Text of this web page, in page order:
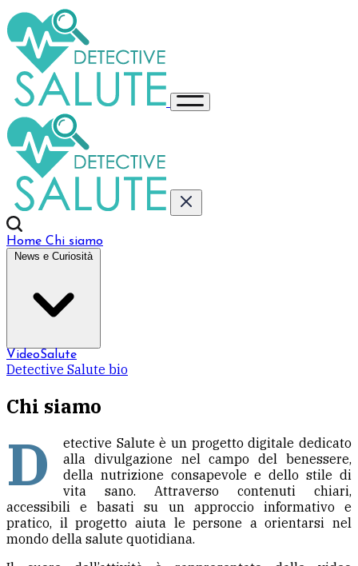
Home Chi siamo
News e Curiosità
VideoSalute
Detective Salute bio
Chi siamo
D
etective Salute è un progetto digitale dedicato
alla divulgazione nel campo del benessere,
della nutrizione consapevole e dello stile di
vita sano. Attraverso contenuti chiari,
accessibili e basati su un approccio informativo e
pratico, il progetto aiuta le persone a orientarsi nel
mondo della salute quotidiana.